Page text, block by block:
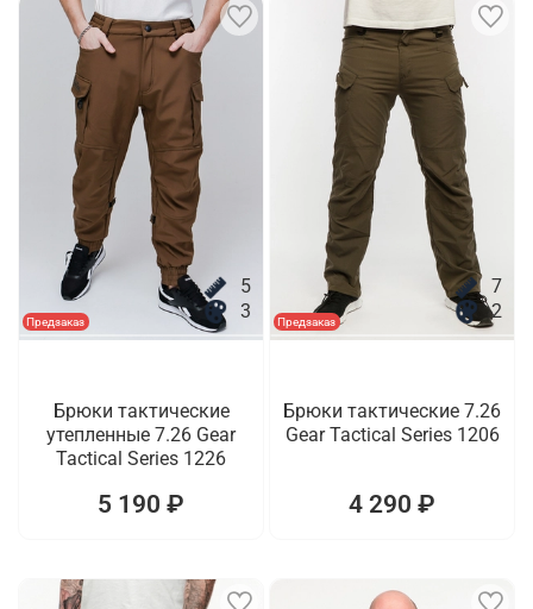
Предзаказ
5
3
Брюки тактические
утепленные 7.26 Gear
Tactical Series 1226
5 190 ₽
Предзаказ
7
2
Брюки тактические 7.26
Gear Tactical Series 1206
4 290 ₽